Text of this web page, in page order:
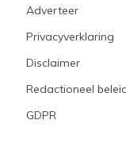
Adverteer
Privacyverklaring
Disclaimer
Redactioneel
GDPR